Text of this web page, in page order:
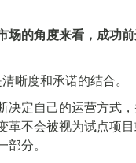
场的角度来看，成功
晰度和承诺的结合。
决定自己的运营方式
革不会被视为试点项
部分。